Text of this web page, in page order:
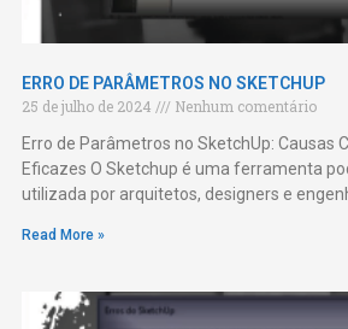
ERRO DE PARÂMETROS NO SKETCHUP
25 de julho de 2024
Nenhum comentário
Erro de Parâmetros no SketchUp: Causas
Eficazes O Sketchup é uma ferramenta
utilizada por arquitetos, designers e
Read More »